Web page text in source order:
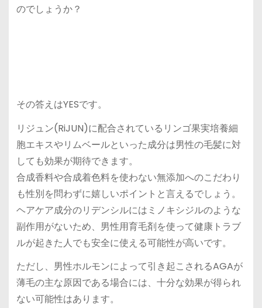
のでしょうか？
その答えはYESです。
リジュン(RiJUN)に配合されているリンゴ果実培養細
胞エキスやリムベールといった成分は男性の毛髪に対
しても効果が期待できます。
合成香料や合成着色料を使わない無添加へのこだわり
も性別を問わずに嬉しいポイントと言えるでしょう。
ヘアケア成分のリデンシルにはミノキシジルのような
副作用がないため、男性用育毛剤を使って健康トラブ
ルが起きた人でも安全に使える可能性が高いです。
ただし、男性ホルモンによって引き起こされるAGAが
薄毛の主な原因である場合には、十分な効果が得られ
ない可能性はあります。